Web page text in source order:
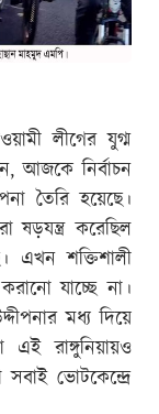
লীগের যুগ্ম
আজকে নির্বাচন
তৈরি হয়েছে।
ষড়যন্ত্র করেছিল
এখন শক্তিশালী
যাচ্ছে না।
মধ্য দিয়ে
রাঙ্গুনিয়ায়ও
ভোটকেন্দ্রে